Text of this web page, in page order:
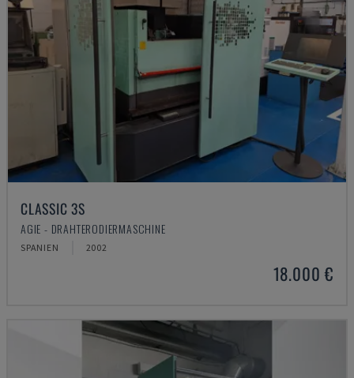
CLASSIC 3S
AGIE - DRAHTERODIERMASCHINE
SPANIEN 2002
18.000 €